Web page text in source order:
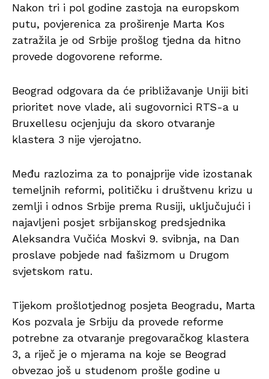
Nakon tri i pol godine zastoja na europskom
putu, povjerenica za proširenje Marta Kos
zatražila je od Srbije prošlog tjedna da hitno
provede dogovorene reforme.
Beograd odgovara da će približavanje Uniji biti
prioritet nove vlade, ali sugovornici RTS-a u
Bruxellesu ocjenjuju da skoro otvaranje
klastera 3 nije vjerojatno.
Među razlozima za to ponajprije vide izostanak
temeljnih reformi, političku i društvenu krizu u
zemlji i odnos Srbije prema Rusiji, uključujući i
najavljeni posjet srbijanskog predsjednika
Aleksandra Vučića Moskvi 9. svibnja, na Dan
proslave pobjede nad fašizmom u Drugom
svjetskom ratu.
Tijekom prošlotjednog posjeta Beogradu, Marta
Kos pozvala je Srbiju da provede reforme
potrebne za otvaranje pregovaračkog klastera
3, a riječ je o mjerama na koje se Beograd
obvezao još u studenom prošle godine u